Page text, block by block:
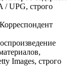
/ UPG, строго
Images, строго